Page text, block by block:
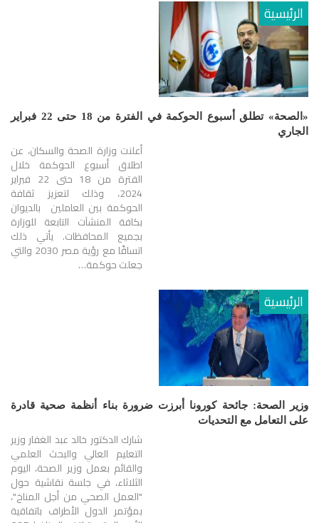
الرئيسية
«الصحة» تطلق أسبوع الحوكمة في الفترة من 18 حتى 22 فبراير
الجاري
أعلنت وزارة الصحة والسكان، عن
اطلاق أسبوع الحوكمة خلال
الفترة من 18 حتى 22 فبراير
2024، وذلك لتعزيز ثقافة
الحوكمة بين العاملين بالديوان
بكافة المنشآت التابعة للوزارة
بجميع المحافظات. يأتي ذلك
اتساقًا مع رؤية مصر 2030 والتي
جعلت حوكمة…
الرئيسية
وزير الصحة: جائحة كورونا أبرزت ضرورة بناء أنظمة صحية قادرة
على التعامل مع التحديات
شارك الدكتور خالد عبد الغفار وزير
التعليم العالي والبحث العلمي
والقائم بعمل وزير الصحة، اليوم
الثلاثاء، في جلسة نقاشية حول
"العمل الصحي من أجل المناخ"،
بمؤتمر الدول الأطراف باتفاقية